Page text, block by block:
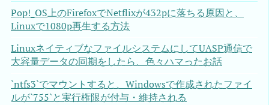
Pop!_OS上のFirefoxでNetflixが432pに落ちる原因と、
Linuxで1080p再生する方法
LinuxネイティブなファイルシステムにしてUASP通信で
大容量データの同期をしたら、色々ハマったお話
`ntfs3`でマウントすると、Windowsで作成されたファイ
ルが`755`と実行権限が付与・維持される